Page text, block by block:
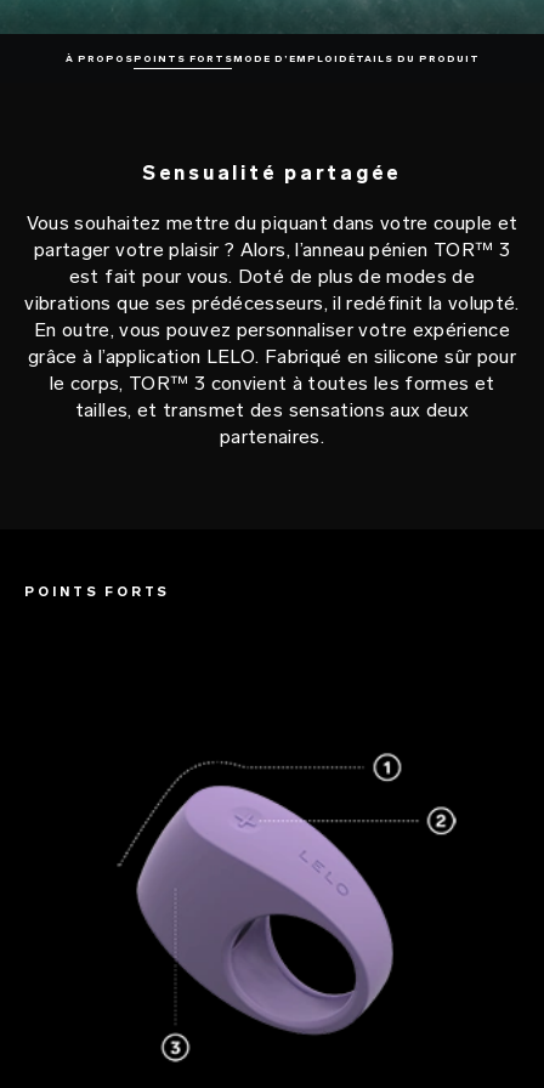
À PROPOSPOINTS FORTSMODE D’EMPLOI DÉTAILS DU PRODUIT
Sensualité partagée
Vous souhaitez mettre du piquant dans votre couple et
partager votre plaisir ? Alors, l’anneau pénien TOR™ 3
est fait pour vous. Doté de plus de modes de
vibrations que ses prédécesseurs, il redéfinit la volupté.
En outre, vous pouvez personnaliser votre expérience
grâce à l’application LELO. Fabriqué en silicone sûr pour
le corps, TOR™ 3 convient à toutes les formes et
tailles, et transmet des sensations aux deux
partenaires.
POINTS FORTS